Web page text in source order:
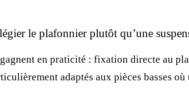
le plafonnier plutôt qu’une
en praticité : fixation directe au
adaptés aux pièces basses